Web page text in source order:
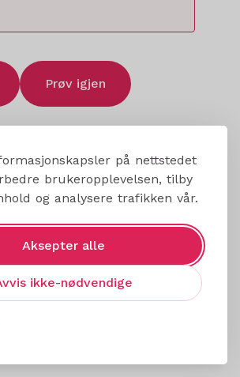
på nettstedet
brukeropplevelsen, tilby
og analysere trafikken vår.
Aksepter alle
ikke-nødvendige
Prøv igjen